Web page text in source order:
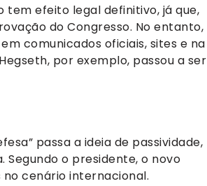
efeito legal definitivo, já que,
do Congresso. No entanto,
comunicados oficiais, sites e na
por exemplo, passou a ser
passa a ideia de passividade,
o presidente, o novo
cenário internacional.